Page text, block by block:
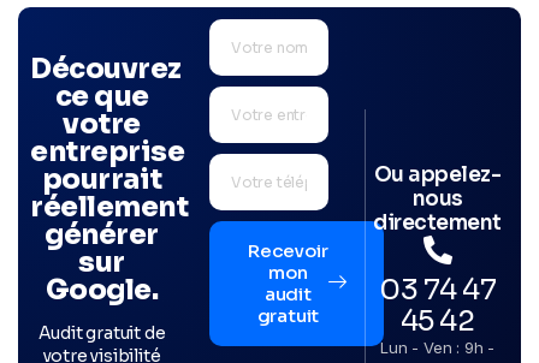
Découvrez
ce que
votre
entreprise
pourrait
réellement
générer
sur
Google.
Audit gratuit de
votre visibilité
Recevoir
mon
audit
gratuit
Ou appelez-
nous
directement
03 74 47
45 42
Lun - Ven : 9h -